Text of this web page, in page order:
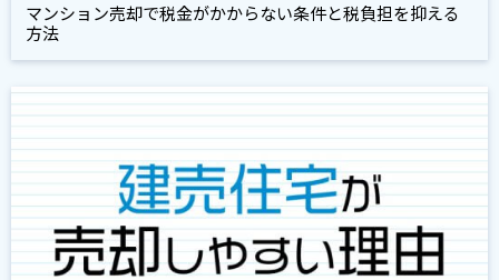
マンション売却で税金がかからない条件と税負担を抑える
方法